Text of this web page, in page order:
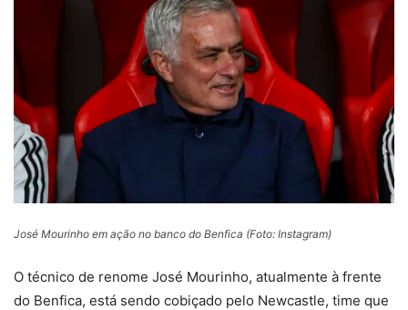
José Mourinho em ação no banco do Benfica (Foto: Instagram)
O técnico de renome José Mourinho, atualmente à frente
do Benfica, está sendo cobiçado pelo Newcastle, time que